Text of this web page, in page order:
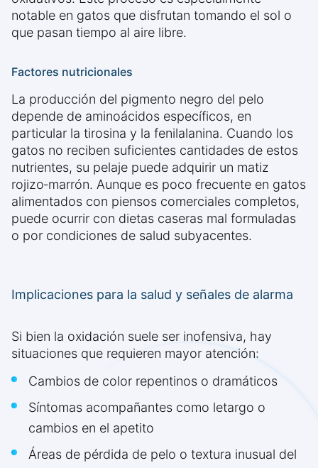
notable en gatos que disfrutan tomando el sol o
que pasan tiempo al aire libre.
Factores nutricionales
La producción del pigmento negro del pelo
depende de aminoácidos específicos, en
particular la tirosina y la fenilalanina. Cuando los
gatos no reciben suficientes cantidades de estos
nutrientes, su pelaje puede adquirir un matiz
rojizo‑marrón. Aunque es poco frecuente en gatos
alimentados con piensos comerciales completos,
puede ocurrir con dietas caseras mal formuladas
o por condiciones de salud subyacentes.
Implicaciones para la salud y señales de alarma
Si bien la oxidación suele ser inofensiva, hay
situaciones que requieren mayor atención:
Cambios de color repentinos o dramáticos
Síntomas acompañantes como letargo o
cambios en el apetito
Áreas de pérdida de pelo o textura inusual del